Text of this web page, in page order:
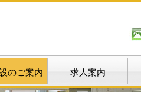
のご案内 求人案内